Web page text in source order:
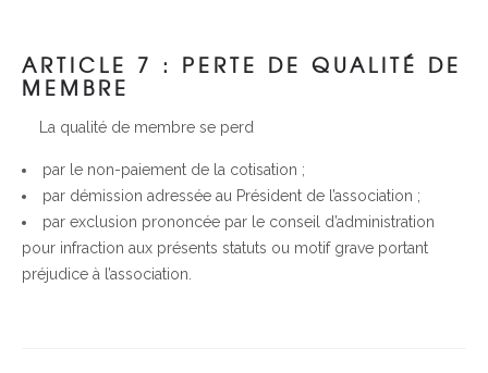
ARTICLE 7 : PERTE DE QUALITÉ DE
MEMBRE
La qualité de membre se perd
par le non-paiement de la cotisation ;
par démission adressée au Président de l’association ;
par exclusion prononcée par le conseil d’administration
pour infraction aux présents statuts ou motif grave portant
préjudice à l’association.